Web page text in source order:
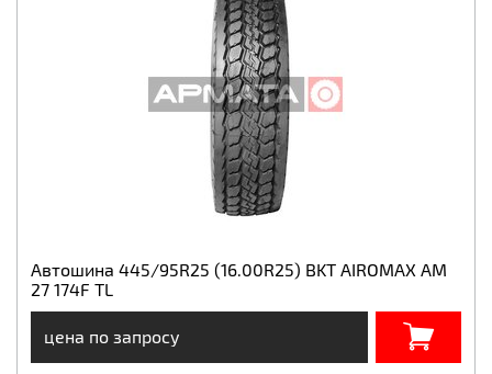
Автошина 445/95R25 (16.00R25) BKT AIROMAX AM
27 174F TL
цена по запросу